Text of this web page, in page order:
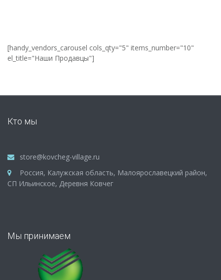
[handy_vendors_carousel cols_qty="5" items_number="10"
el_title="Наши Продавцы"]
Кто мы
store@kovcheg-village.ru
Россия, Калужская область, Малоярославецкий район,
СП Ильинское, Деревня Ковчег
Мы принимаем